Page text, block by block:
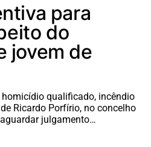
para
do
jovem de
qualificado, incêndio
Ricardo Porfírio, no concelho
julgamento…